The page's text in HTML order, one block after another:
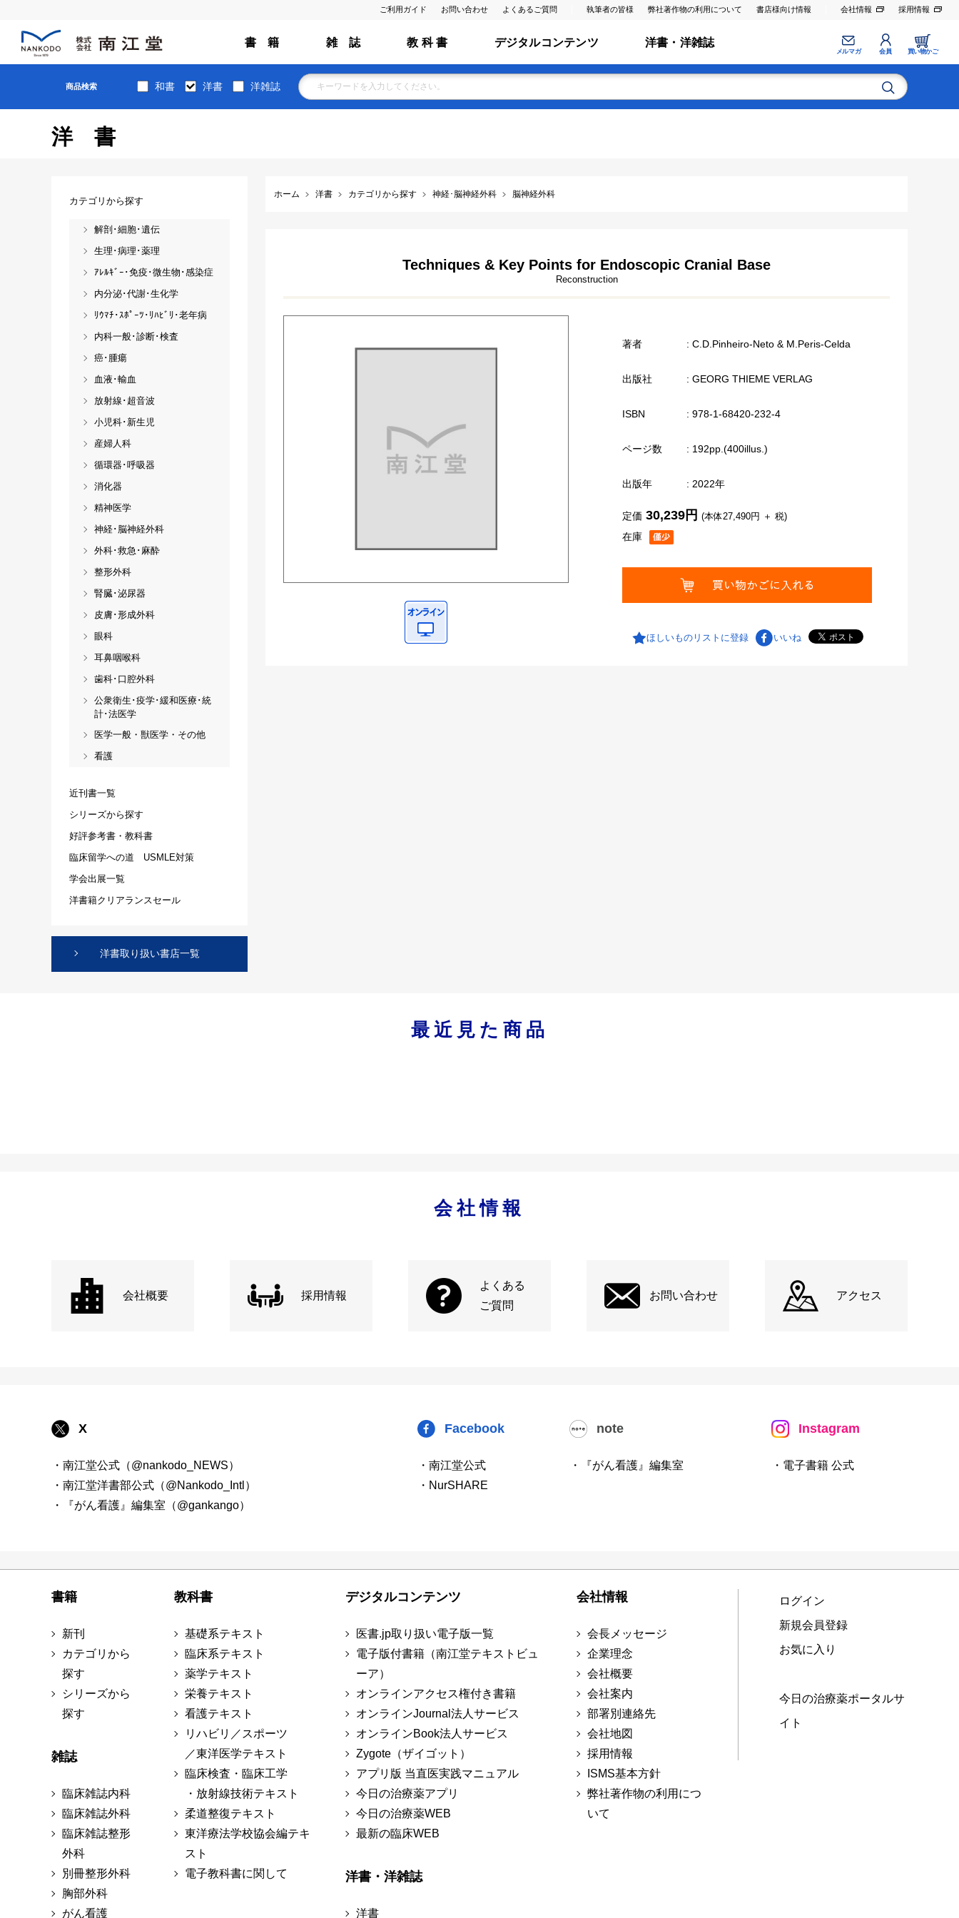
ご利用ガイド お問い合わせ よくあるご質問 執筆者の皆様 弊社著作物の利用について 書店様向け情報 会社情報 採用情報
書 籍 雑 誌 教 科 書 デジタルコンテンツ 洋書・洋雑誌
メルマガ 会員 買い物かご
商品検索 和書 洋書 洋雑誌
洋書
ホーム 洋書 カテゴリから探す 神経･脳神経外科 脳神経外科
Techniques & Key Points for Endoscopic Cranial Base
Reconstruction
著者 : C.D.Pinheiro-Neto & M.Peris-Celda
出版社 : GEORG THIEME VERLAG
ISBN : 978-1-68420-232-4
ページ数 : 192pp.(400illus.)
出版年 : 2022年
在庫
定価 30,239円 (本体27,490円 ＋ 税)
ほしいものリストに登録 いいね
カテゴリから探す
解剖･細胞･遺伝
生理･病理･薬理
ｱﾚﾙｷﾞｰ･免疫･微生物･感染症
内分泌･代謝･生化学
ﾘｳﾏﾁ･ｽﾎﾟｰﾂ･ﾘﾊﾋﾞﾘ･老年病
内科一般･診断･検査
癌･腫瘍
血液･輸血
放射線･超音波
小児科･新生児
産婦人科
循環器･呼吸器
消化器
精神医学
神経･脳神経外科
外科･救急･麻酔
整形外科
腎臓･泌尿器
皮膚･形成外科
眼科
耳鼻咽喉科
歯科･口腔外科
公衆衛生･疫学･緩和医療･統
計･法医学
医学一般・獣医学・その他
看護
近刊書一覧
シリーズから探す
好評参考書・教科書
臨床留学への道 USMLE対策
学会出展一覧
洋書籍クリアランスセール
洋書取り扱い書店一覧
最近見た商品
会社情報
会社概要 採用情報
よくある
ご質問
お問い合わせ アクセス
X
・南江堂公式（@nankodo_NEWS）
・南江堂洋書部公式（@Nankodo_Intl）
・『がん看護』編集室（@gankango）
Facebook
・南江堂公式
・NurSHARE
note
・『がん看護』編集室
Instagram
・電子書籍 公式
書籍
新刊
カテゴリから
探す
シリーズから
探す
雑誌
臨床雑誌内科
臨床雑誌外科
臨床雑誌整形
外科
別冊整形外科
胸部外科
がん看護
教科書
基礎系テキスト
臨床系テキスト
薬学テキスト
栄養テキスト
看護テキスト
リハビリ／スポーツ
／東洋医学テキスト
臨床検査・臨床工学
・放射線技術テキスト
柔道整復テキスト
東洋療法学校協会編テキ
スト
電子教科書に関して
デジタルコンテンツ
医書.jp取り扱い電子版一覧
電子版付書籍（南江堂テキストビュ
ーア）
オンラインアクセス権付き書籍
オンラインJournal法人サービス
オンラインBook法人サービス
Zygote（ザイゴット）
アプリ版 当直医実践マニュアル
今日の治療薬アプリ
今日の治療薬WEB
最新の臨床WEB
洋書・洋雑誌
洋書
会社情報
会長メッセージ
企業理念
会社概要
会社案内
部署別連絡先
会社地図
採用情報
ISMS基本方針
弊社著作物の利用につ
いて
ログイン
新規会員登録
お気に入り
今日の治療薬ポータルサ
イト